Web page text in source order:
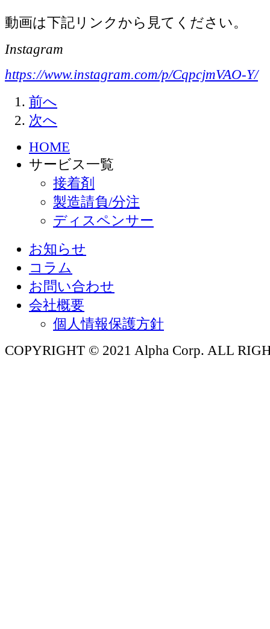
動画は下記リンクから見てください。
Instagram
https://www.instagram.com/p/CqpcjmVAO-Y/
前へ
次へ
HOME
サービス一覧
接着剤
製造請負/分注
ディスペンサー
お知らせ
コラム
お問い合わせ
会社概要
個人情報保護方針
COPYRIGHT © 2021 Alpha Corp. ALL